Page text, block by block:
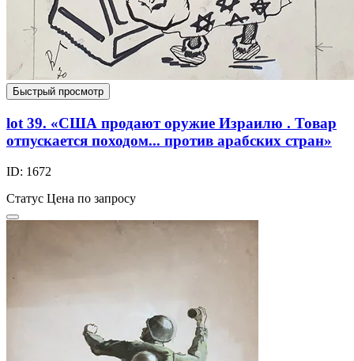
Быстрый просмотр
lot 39. «США продают оружие Израилю . Товар
отпускается походом... против арабских стран»
ID: 1672
Статус Цена по запросу